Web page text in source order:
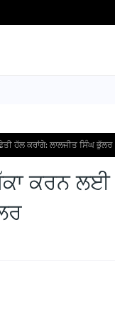
ਹੱਲ ਕਰਾਂਗੇ: ਲਾਲਜੀਤ ਸਿੰਘ ਭੁੱਲਰ
ਕਰਨ